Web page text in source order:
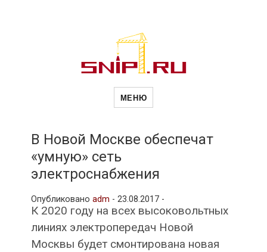
Новости
и
другие связанные со стройкой
рубрики
МЕНЮ
В Новой Москве обеспечат
«умную» сеть
электроснабжения
Опубликовано adm - 23.08.2017 -
К 2020 году на всех высоковольтных
линиях электропередач Новой
Москвы будет смонтирована новая